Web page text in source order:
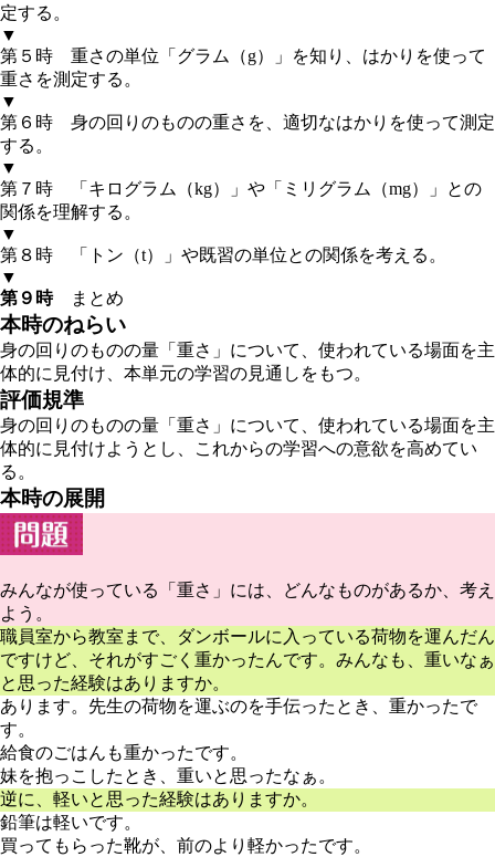
定する。
▼
第５時 重さの単位「グラム（g）」を知り、はかりを使って
重さを測定する。
▼
第６時 身の回りのものの重さを、適切なはかりを使って測定
する。
▼
第７時 「キログラム（kg）」や「ミリグラム（mg）」との
関係を理解する。
▼
第８時 「トン（t）」や既習の単位との関係を考える。
▼
第９時まとめ
本時のねらい
身の回りのものの量「重さ」について、使われている場面を主
体的に見付け、本単元の学習の見通しをもつ。
評価規準
身の回りのものの量「重さ」について、使われている場面を主
体的に見付けようとし、これからの学習への意欲を高めてい
る。
本時の展開
みんなが使っている「重さ」には、どんなものがあるか、考え
よう。
職員室から教室まで、ダンボールに入っている荷物を運んだん
ですけど、それがすごく重かったんです。みんなも、重いなぁ
と思った経験はありますか。
あります。先生の荷物を運ぶのを手伝ったとき、重かったで
す。
給食のごはんも重かったです。
妹を抱っこしたとき、重いと思ったなぁ。
逆に、軽いと思った経験はありますか。
鉛筆は軽いです。
買ってもらった靴が、前のより軽かったです。